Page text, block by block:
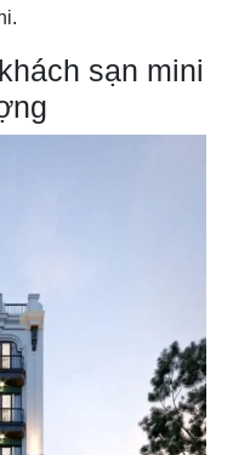
sạn mini